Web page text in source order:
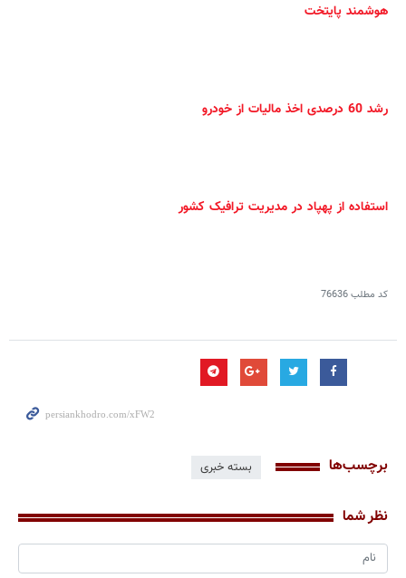
هوشمند پایتخت
رشد 60 درصدی اخذ مالیات از خودرو
استفاده از پهپاد در مدیریت ترافیک کشور
کد مطلب76636
برچسب‌ها بسته خبری
نظر شما